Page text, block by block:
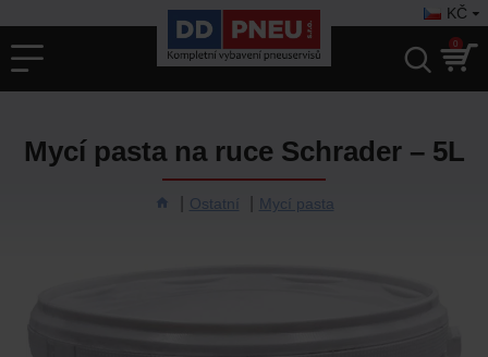
KČ
0
Ostatní Mycí pasta
Mycí pasta na ruce Schrader – 5L